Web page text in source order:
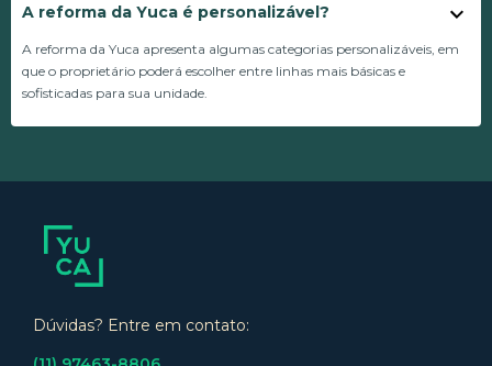
A reforma da Yuca é personalizável?
A reforma da Yuca apresenta algumas categorias personalizáveis, em
que o proprietário poderá escolher entre linhas mais básicas e
sofisticadas para sua unidade.
Dúvidas? Entre em contato: